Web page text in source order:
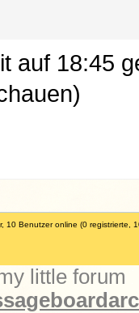
auf 18:45
10 Benutzer online (0 registrierte,
little forum